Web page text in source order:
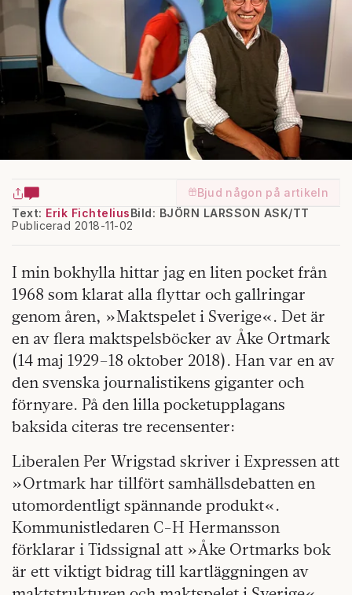
Bjud någon på artikeln
Text: Erik Fichtelius
Publicerad 2018-11-02
Bild: BJÖRN LARSSON ASK/TT
I min bokhylla hittar jag en liten pocket från
1968 som klarat alla flyttar och gallringar
genom åren, »Maktspelet i Sverige«. Det är
en av flera maktspelsböcker av Åke Ortmark
(14 maj 1929–18 oktober 2018). Han var en av
den svenska journalistikens giganter och
förnyare. På den lilla pocketupplagans
baksida citeras tre recensenter:
Liberalen Per Wrigstad skriver i Expressen att
»Ortmark har tillfört samhällsdebatten en
utomordentligt spännande produkt«.
Kommunistledaren C-H Hermansson
förklarar i Tidssignal att »Åke Ortmarks bok
är ett viktigt bidrag till kartläggningen av